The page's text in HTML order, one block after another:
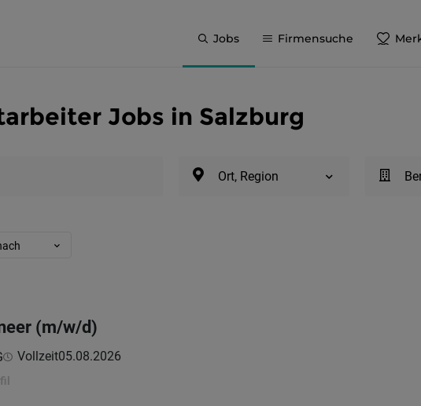
Jobs Firmensuche
Jobs in Salzburg
Ort, Region
(m/w/d)
Vollzeit05.08.2026